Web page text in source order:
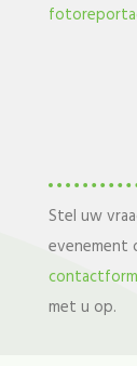
Stel uw
evenement
met u op.